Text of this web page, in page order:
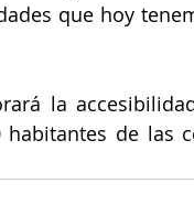
que hoy
la
habitantes de las